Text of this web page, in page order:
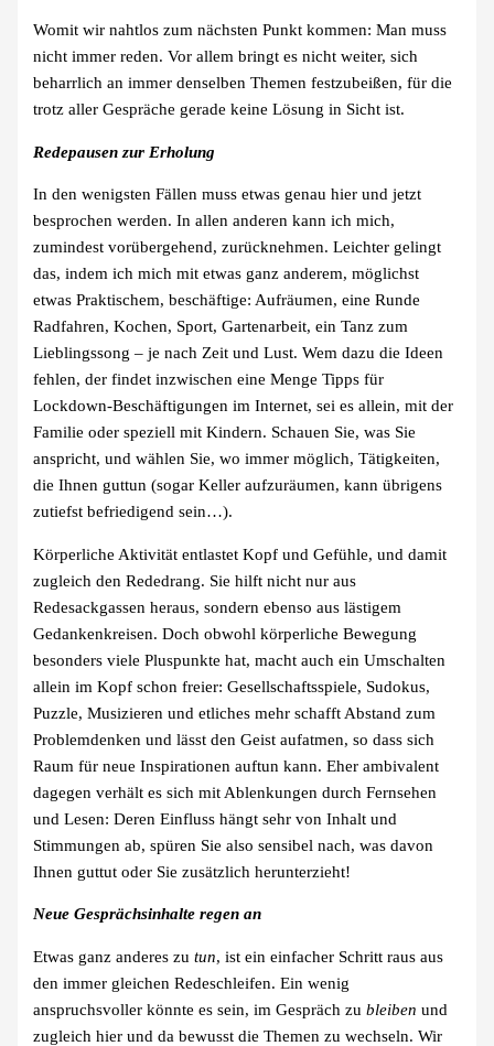
Womit wir nahtlos zum nächsten Punkt kommen: Man muss
nicht immer reden. Vor allem bringt es nicht weiter, sich
beharrlich an immer denselben Themen festzubeißen, für die
trotz aller Gespräche gerade keine Lösung in Sicht ist.
Redepausen zur Erholung
In den wenigsten Fällen muss etwas genau hier und jetzt
besprochen werden. In allen anderen kann ich mich,
zumindest vorübergehend, zurücknehmen. Leichter gelingt
das, indem ich mich mit etwas ganz anderem, möglichst
etwas Praktischem, beschäftige: Aufräumen, eine Runde
Radfahren, Kochen, Sport, Gartenarbeit, ein Tanz zum
Lieblingssong – je nach Zeit und Lust. Wem dazu die Ideen
fehlen, der findet inzwischen eine Menge Tipps für
Lockdown-Beschäftigungen im Internet, sei es allein, mit der
Familie oder speziell mit Kindern. Schauen Sie, was Sie
anspricht, und wählen Sie, wo immer möglich, Tätigkeiten,
die Ihnen guttun (sogar Keller aufzuräumen, kann übrigens
zutiefst befriedigend sein…).
Körperliche Aktivität entlastet Kopf und Gefühle, und damit
zugleich den Rededrang. Sie hilft nicht nur aus
Redesackgassen heraus, sondern ebenso aus lästigem
Gedankenkreisen. Doch obwohl körperliche Bewegung
besonders viele Pluspunkte hat, macht auch ein Umschalten
allein im Kopf schon freier: Gesellschaftsspiele, Sudokus,
Puzzle, Musizieren und etliches mehr schafft Abstand zum
Problemdenken und lässt den Geist aufatmen, so dass sich
Raum für neue Inspirationen auftun kann. Eher ambivalent
dagegen verhält es sich mit Ablenkungen durch Fernsehen
und Lesen: Deren Einfluss hängt sehr von Inhalt und
Stimmungen ab, spüren Sie also sensibel nach, was davon
Ihnen guttut oder Sie zusätzlich herunterzieht!
Neue Gesprächsinhalte regen an
Etwas ganz anderes zutun, ist ein einfacher Schritt raus aus
den immer gleichen Redeschleifen. Ein wenig
anspruchsvoller könnte es sein, im Gespräch zubleiben und
zugleich hier und da bewusst die Themen zu wechseln. Wir